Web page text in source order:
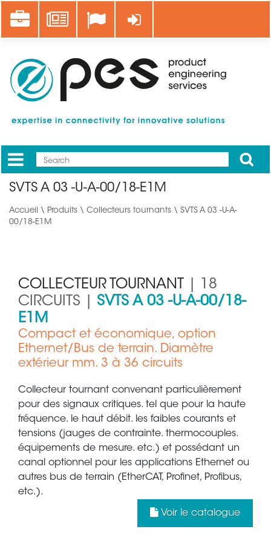
au
contenu
Career News Se connecter
Mobile
Main
Apply
SVTS A 03 -U-A-00/18-E1M
Accueil \ Produits \ Collecteurs tournants \ SVTS A 03 -U-A-
00/18-E1M
COLLECTEUR TOURNANT
| 18
CIRCUITS | SVTS A 03 -U-A-00/18-
E1M
Compact et économique, option
Ethernet/Bus de terrain. Diamètre
extérieur mm. 3 à 36 circuits
Collecteur tournant convenant particulièrement
pour des signaux critiques. tel que pour la haute
fréquence. le haut débit. les faibles courants et
tensions (jauges de contrainte. thermocouples.
équipements de mesure. etc.) et possédant un
canal optionnel pour les applications Ethernet ou
autres bus de terrain (EtherCAT, Profinet, Profibus,
etc.).
Voir le catalogue